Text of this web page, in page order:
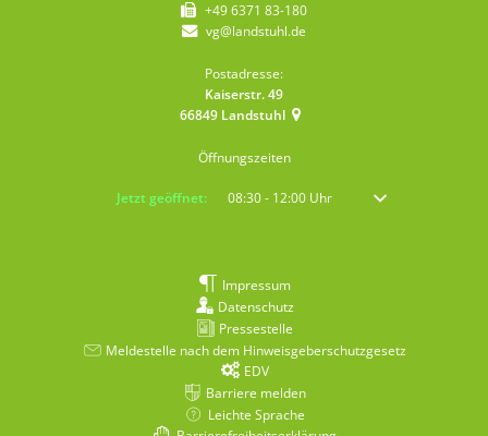
+49 6371 83-180
vg@landstuhl.de
Postadresse:
Kaiserstr. 49
66849 Landstuhl
Öffnungszeiten
Klicken, um weitere Öffnungs- oder Schließzeiten auszublenden
Jetzt geöffnet: 08:30- 12:00Uhr Von 08:30 bis 12:00
Impressum
Datenschutz
Pressestelle
Meldestelle nach dem Hinweisgeberschutzgesetz
EDV
Barriere melden
Leichte Sprache